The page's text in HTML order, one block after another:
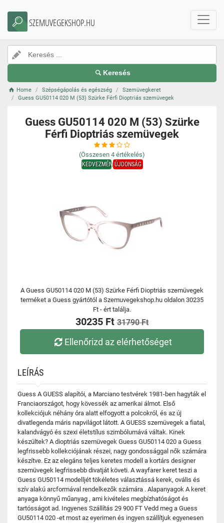
SZEMUVEGEKSHOP.HU
Keresés
Home Szépségápolás és egészség
Szemüvegkeret
Guess GU50114 020 M (53) Szürke Férfi Dioptriás szemüvegek
Guess GU50114 020 M (53) Szürke
Férfi Dioptriás szemüvegek
(Összesen 4 értékelés)
KEDVEZMÉNYÚJDONSÁG
A Guess GU50114 020 M (53) Szürke Férfi Dioptriás szemüvegek
terméket a Guess gyártótól a Szemuvegekshop.hu oldalon 30235
Ft - ért találja.
30235 Ft 31790 Ft
Ellenőrizd az elérhetőséget
LEÍRÁS
Guess A GUESS alapítói, a Marciano testvérek 1981-ben hagyták el
Franciaországot, hogy kövessék az amerikai álmot. Első
kollekciójuk néhány óra alatt elfogyott a polcokról, és az új
divatlegenda máris napvilágot látott. A GUESS szemüvegek a fiatal,
kalandvágyó és szexi életstílus szimbólumává váltak. Kinek
készültek? A dioptriás szemüvegek Guess GU50114 020 a Guess
legfrissebb kollekciójának részei, nagy gondossággal nők számára
készítve. Ez az elegáns teljes keretes modell a kortárs designer
szemüvegek legfrissebb divatját követi. A wayfarer keret teszi a
Guess GU50114 modelljét tökéletes választássá kerek, ovális és
szív alakú arcformával rendelkezők számára . Alapanyagok A keret
anyaga könnyű műanyag , ami kivételes megbízhatóságot és
tartósságot ad. Ingyenes Szállítás 29 900 FT Vedd meg a Guess
GU50114 020 -et most az eyerimen és ingyen szállítjuk egyenesen